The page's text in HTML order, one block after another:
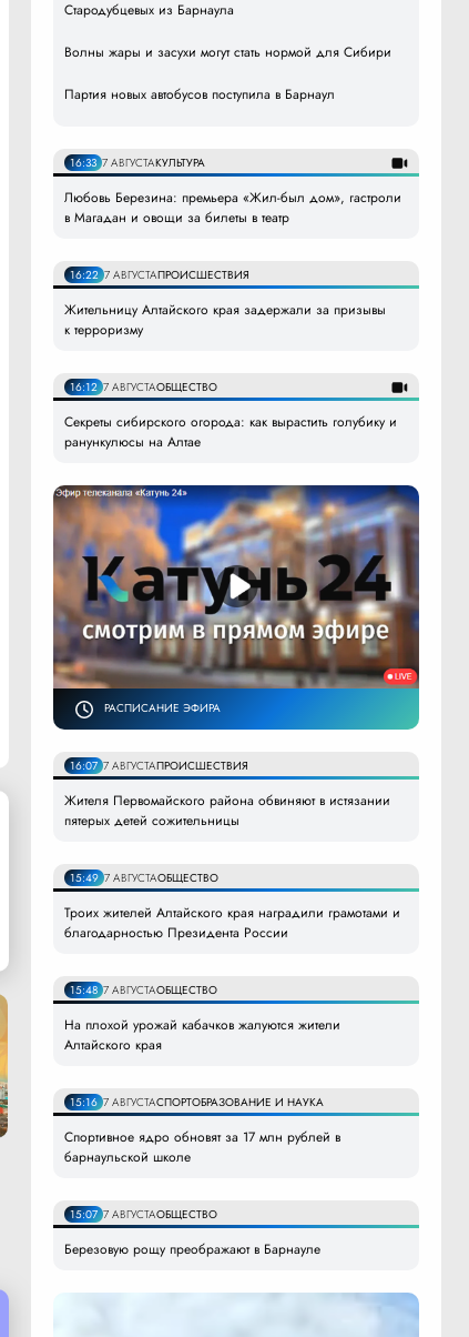
Стародубцевых из Барнаула
Волны жары и засухи могут стать нормой для Сибири
Партия новых автобусов поступила в Барнаул
16:33 7 АВГУСТАКУЛЬТУРА
Любовь Березина: премьера «Жил-был дом», гастроли
в Магадан и овощи за билеты в театр
16:22 7 АВГУСТАПРОИСШЕСТВИЯ
Жительницу Алтайского края задержали за призывы
к терроризму
16:12 7 АВГУСТАОБЩЕСТВО
Секреты сибирского огорода: как вырастить голубику и
ранункулюсы на Алтае
РАСПИСАНИЕ ЭФИРА
16:07 7 АВГУСТАПРОИСШЕСТВИЯ
Жителя Первомайского района обвиняют в истязании
пятерых детей сожительницы
15:49 7 АВГУСТАОБЩЕСТВО
Троих жителей Алтайского края наградили грамотами и
благодарностью Президента России
15:48 7 АВГУСТАОБЩЕСТВО
На плохой урожай кабачков жалуются жители
Алтайского края
15:16 7 АВГУСТАСПОРТОБРАЗОВАНИЕ И НАУКА
Спортивное ядро обновят за 17 млн рублей в
барнаульской школе
15:07 7 АВГУСТАОБЩЕСТВО
Березовую рощу преображают в Барнауле